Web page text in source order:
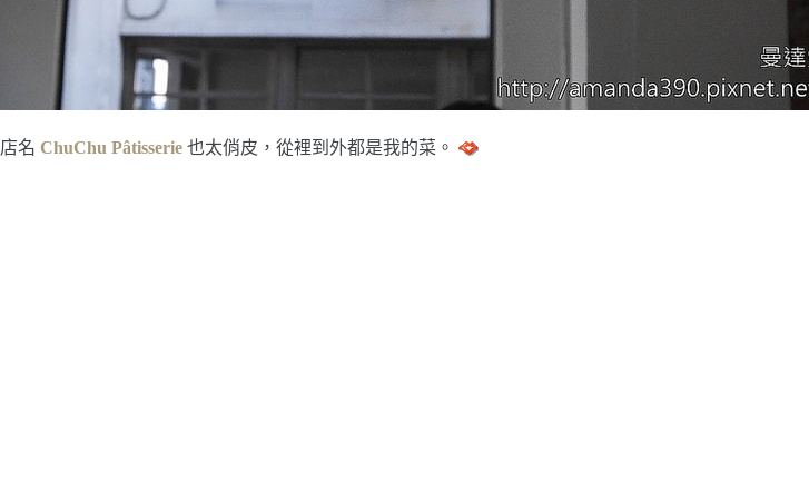
店名 ChuChu Pâtisserie 也太俏皮，從裡到外都是我的菜。